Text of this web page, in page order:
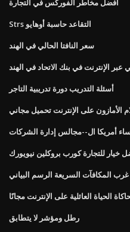
أفضل مخاطر الفوركس في التجارة
Strs التقاعد حاسبة أوهايو
سعر النافتا الحالي في الهند
الإنترنت في بنك الاتحاد في الهند
أسئلة التدريب دورة تدريبية التاجر
الأمازون على الإنترنت تحميل مجاني
أمريكا ال--مجالس إدارة الشركات
خيار للتجارة كورب بروكلين نيويورك
المكافآت السريعة الرسم البياني
الحياة العائلية على الإنترنت مجانًا
رطل ومؤشر لا يتطابق